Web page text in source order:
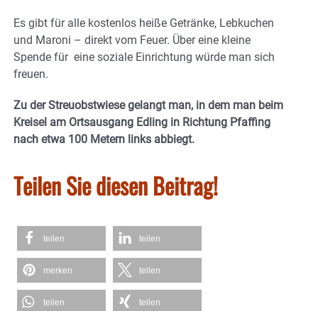
Es gibt für alle kostenlos heiße Getränke, Lebkuchen
und Maroni – direkt vom Feuer. Über eine kleine
Spende für eine soziale Einrichtung würde man sich
freuen.
Zu der Streuobstwiese gelangt man, in dem man beim
Kreisel am Ortsausgang Edling in Richtung Pfaffing
nach etwa 100 Metern links abbiegt.
Teilen Sie diesen Beitrag!
teilen teilen
merken teilen
teilen teilen